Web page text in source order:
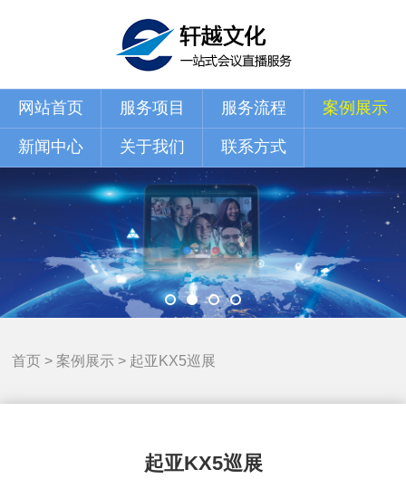
网站首页 服务项目 服务流程 案例展示
新闻中心 关于我们 联系方式
首页 > 案例展示 > 起亚KX5巡展
起亚KX5巡展